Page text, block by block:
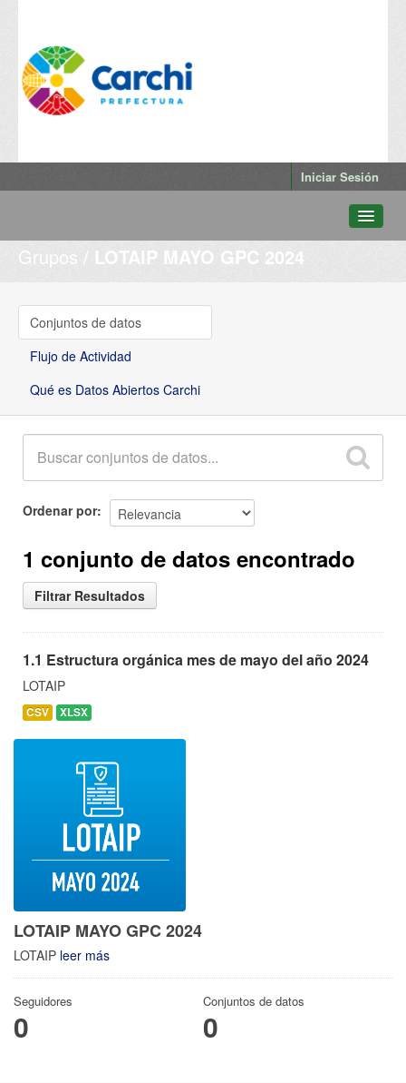
Iniciar Sesión
Conjuntos de datos
Grupos
Qué es Datos Abiertos Carchi
Grupos LOTAIP MAYO GPC 2024
Conjuntos de datos
Flujo de Actividad
Qué es Datos Abiertos Carchi
Ordenar por
1 conjunto de datos encontrado
Filtrar Resultados
1.1 Estructura orgánica mes de mayo del año 2024
LOTAIP
CSV XLSX
LOTAIP MAYO GPC 2024
LOTAIP leer más
Seguidores
0
Conjuntos de datos
0